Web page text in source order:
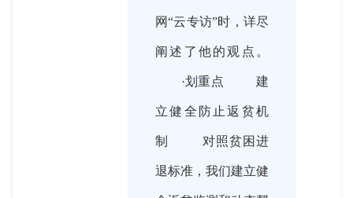
网“云专访”时，详尽
阐述了他的观点。
·划重点 建
立健全防止返贫机
制 对照贫困进
退标准，我们建立健